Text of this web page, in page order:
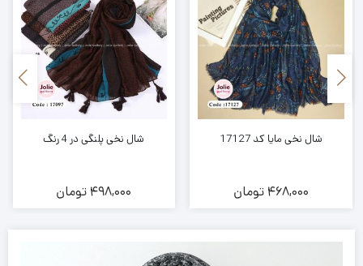
شال نخی مایا کد 17127
468,000 تومان
شال نخی پلنگی در 4 رنگ
498,000 تومان